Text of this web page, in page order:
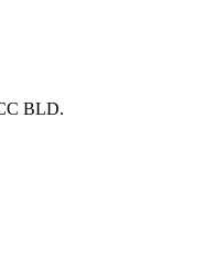
BLD.